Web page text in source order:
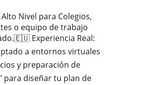
Nivel para Colegios,
o equipo de trabajo
Experiencia Real:
a entornos virtuales
y preparación de
para diseñar tu plan de